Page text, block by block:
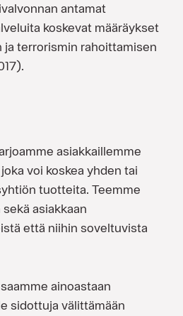
antamat
koskevat määräykset
ja terrorismin rahoittamisen
asiakkaillemme
voi koskea yhden tai
tuotteita. Teemme
asiakkaan
että niihin soveltuvista
ainoastaan
sidottuja välittämään